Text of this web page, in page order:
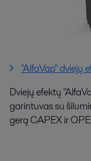
"AlfaVap" dviejų
Dviejų efektų
garintuvas su
gerą CAPEX ir